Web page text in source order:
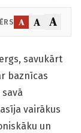
A A A
savukārt
baznīcas
vairākus
un